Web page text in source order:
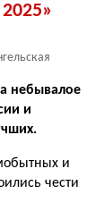
небывалое
и
и
чести